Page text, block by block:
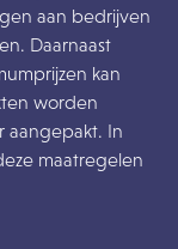
aan bedrijven
Daarnaast
kan
worden
aangepakt. In
maatregelen